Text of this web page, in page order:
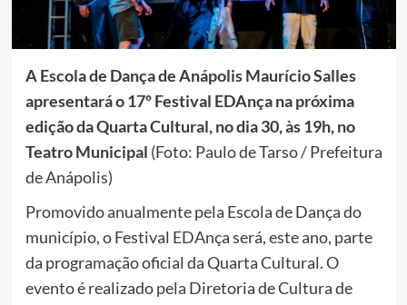
A Escola de Dança de Anápolis Maurício Salles
apresentará o 17º Festival EDAnça na próxima
edição da Quarta Cultural, no dia 30, às 19h, no
Teatro Municipal (Foto: Paulo de Tarso / Prefeitura
de Anápolis)
Promovido anualmente pela Escola de Dança do
município, o Festival EDAnça será, este ano, parte
da programação oficial da Quarta Cultural. O
evento é realizado pela Diretoria de Cultura de